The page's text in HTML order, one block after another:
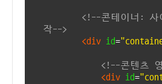
<!--콘테이너: 사
작-->
<div id=
<!--콘텐츠
<div id=